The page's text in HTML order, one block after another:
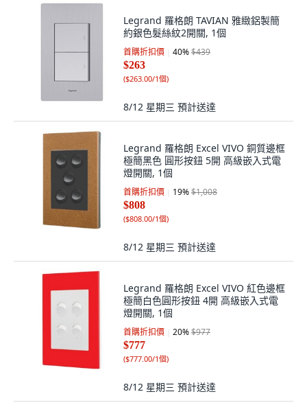
Legrand 羅格朗 TAVIAN 雅緻鋁製簡
約銀色髮絲紋2開關, 1個
首購折扣價 40%$439
$263
($263.00/1個)
8/12 星期三 預計送達
Legrand 羅格朗 Excel VIVO 銅質邊框
極簡黑色 圓形按鈕 5開 高級嵌入式電
燈開關, 1個
首購折扣價 19%$1,008
$808
($808.00/1個)
8/12 星期三 預計送達
Legrand 羅格朗 Excel VIVO 紅色邊框
極簡白色圓形按鈕 4開 高級嵌入式電
燈開關, 1個
首購折扣價 20%$977
$777
($777.00/1個)
8/12 星期三 預計送達